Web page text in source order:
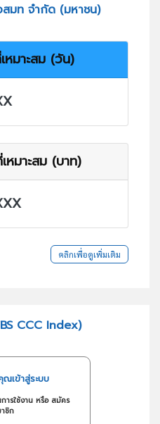
สมท จำกัด (มหาชน)
หมาะสม (วัน)
หมาะสม (บาท)
คลิกเพื่อดูเพิ่มเติม
CCC Index)
เข้าสู่ระบบ
ารใช้งาน หรือ สมัคร
ชิก